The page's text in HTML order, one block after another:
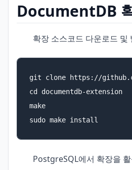
DocumentDB
확장 소스코드 다운로드 및
git clone https://
cd documentdb-extension
make
sudo make install
PostgreSQL에서 확장을